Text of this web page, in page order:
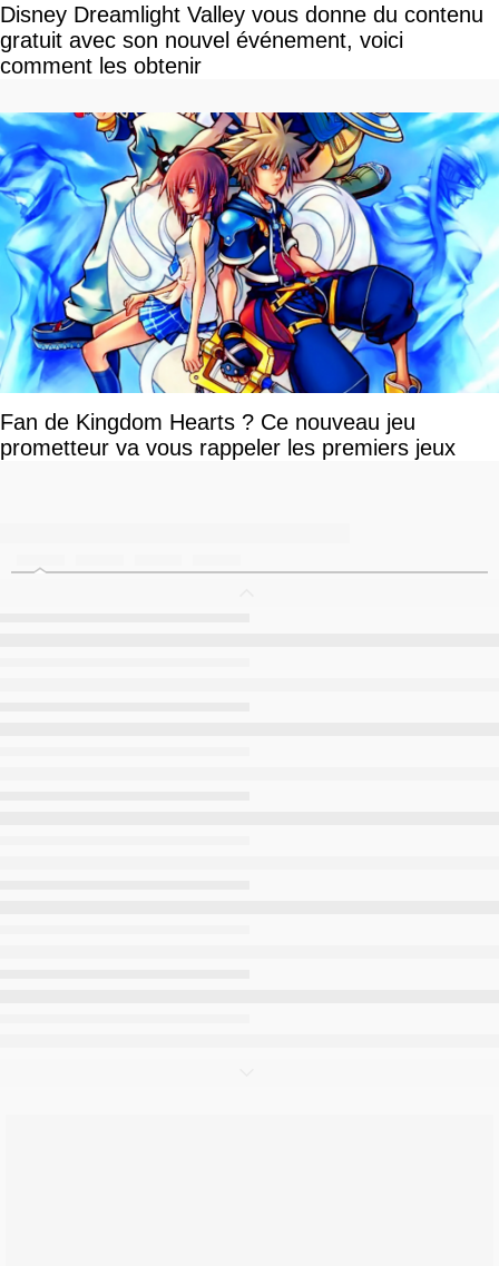
Disney Dreamlight Valley vous donne du contenu
gratuit avec son nouvel événement, voici
comment les obtenir
Fan de Kingdom Hearts ? Ce nouveau jeu
prometteur va vous rappeler les premiers jeux